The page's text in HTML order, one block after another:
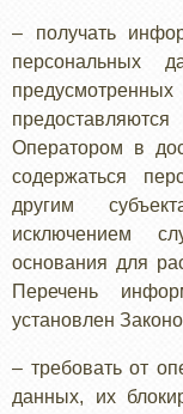
– получать
персональных
Оператором в
содержаться
другим
исключением
основания для
Перечень
установлен
– требовать от
данных, их